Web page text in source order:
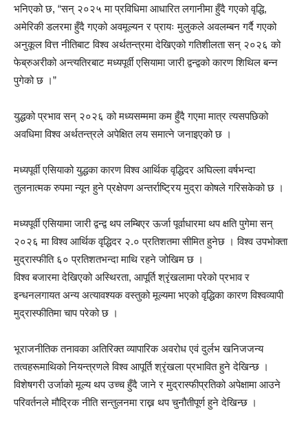
भनिएको छ, “सन् २०२५ मा प्रविधिमा आधारित लगानीमा हुँदै गएको वृद्धि,
अमेरिकी डलरमा हुँदै गएको अवमूल्यन र प्रायः मुलुकले अवलम्बन गर्दै गएको
अनुकूल वित्त नीतिबाट विश्व अर्थतन्त्रमा देखिएको गतिशीलता सन् २०२६ को
फेब्रुअरीको अन्त्यतिरबाट मध्यपूर्वी एसियामा जारी द्वन्द्वको कारण शिथिल बन्न
पुगेको छ ।”
युद्धको प्रभाव सन् २०२६ को मध्यसम्ममा कम हुँदै गएमा मात्र त्यसपछिको
अवधिमा विश्व अर्थतन्त्रले अपेक्षित लय समात्ने जनाइएको छ ।
मध्यपूर्वी एसियाको युद्धका कारण विश्व आर्थिक वृद्धिदर अघिल्ला वर्षभन्दा
तुलनात्मक रुपमा न्यून हुने प्रक्षेपण अन्तर्राष्ट्रिय मुद्रा कोषले गरिसकेको छ ।
मध्यपूर्वी एसियामा जारी द्वन्द्व थप लम्बिएर ऊर्जा पूर्वाधारमा थप क्षति पुगेमा सन्
२०२६ मा विश्व आर्थिक वृद्धिदर २.० प्रतिशतमा सीमित हुनेछ । विश्व उपभोक्ता
मुद्रास्फीति ६० प्रतिशतभन्दा माथि रहने जोखिम छ ।
विश्व बजारमा देखिएको अस्थिरता, आपूर्ति श्रृंखलामा परेको प्रभाव र
इन्धनलगायत अन्य अत्यावश्यक वस्तुको मूल्यमा भएको वृद्धिका कारण विश्वव्यापी
मुद्रास्फीतिमा चाप परेको छ ।
भूराजनीतिक तनावका अतिरिक्त व्यापारिक अवरोध एवं दुर्लभ खनिजजन्य
तत्वहरूमाथिको नियन्त्रणले विश्व आपूर्ति श्रृंखला प्रभावित हुने देखिन्छ ।
विशेषगरी उर्जाको मूल्य थप उच्च हुँदै जाने र मुद्रास्फीप्रतिको अपेक्षामा आउने
परिवर्तनले मौद्रिक नीति सन्तुलनमा राख्न थप चुनौतीपूर्ण हुने देखिन्छ ।